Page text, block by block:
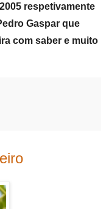
respetivamente
Gaspar que
com saber e muito